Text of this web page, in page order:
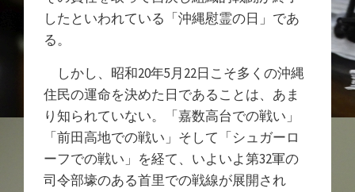
したといわれている「沖縄慰霊の日」であ
る。
しかし、昭和20年5月22日こそ多くの沖縄
住民の運命を決めた日であることは、あま
り知られていない。「嘉数高台での戦い」
「前田高地での戦い」そして「シュガーロ
ーフでの戦い」を経て、いよいよ第32軍の
司令部壕のある首里での戦線が展開され